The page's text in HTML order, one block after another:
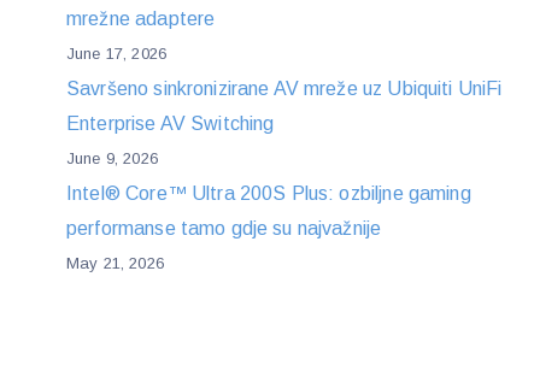
mrežne adaptere
June 17, 2026
Savršeno sinkronizirane AV mreže uz Ubiquiti UniFi
Enterprise AV Switching
June 9, 2026
Intel® Core™ Ultra 200S Plus: ozbiljne gaming
performanse tamo gdje su najvažnije
May 21, 2026